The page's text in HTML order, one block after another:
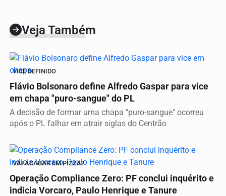
Veja Também
VICE DEFINIDO
Flávio Bolsonaro define Alfredo Gaspar para vice
em chapa "puro-sangue" do PL
A decisão de formar uma chapa "puro-sangue" ocorreu
após o PL falhar em atrair siglas do Centrão
VAI ACABAR EM PIZZA?
Operação Compliance Zero: PF conclui inquérito e
indicia Vorcaro, Paulo Henrique e Tanure